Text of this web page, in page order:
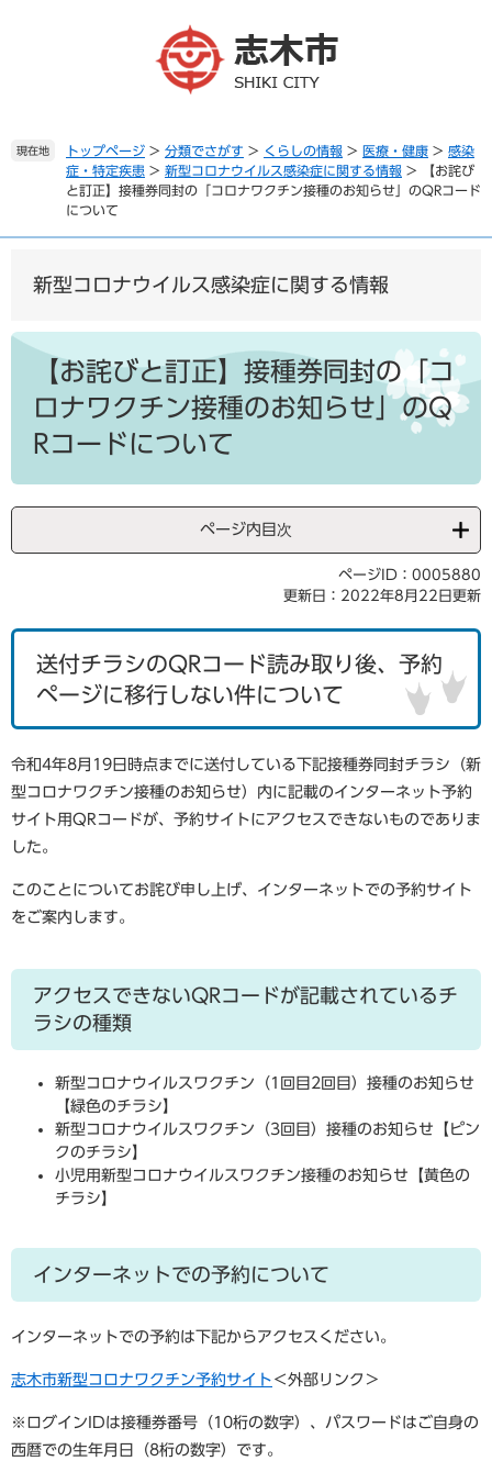
文
現在地 トップページ > 分類でさがす > くらしの情報 > 医療・健康 > 感染
症・特定疾患 > 新型コロナウイルス感染症に関する情報 >
【お詫び
と訂正】接種券同封の「コロナワクチン接種のお知らせ」のQRコード
について
新型コロナウイルス感染症に関する情報
本
【お詫びと訂正】接種券同封の「コ
ロナワクチン接種のお知らせ」のQ
Rコードについて
ページ内目次
ページID：0005880
更新日：2022年8月22日更新
送付チラシのQRコード読み取り後、予約
ページに移行しない件について
令和4年8月19日時点までに送付している下記接種券同封チラシ（新
型コロナワクチン接種のお知らせ）内に記載のインターネット予約
サイト用QRコードが、予約サイトにアクセスできないものでありま
した。
このことについてお詫び申し上げ、インターネットでの予約サイト
をご案内します。
アクセスできないQRコードが記載されているチ
ラシの種類
新型コロナウイルスワクチン（1回目2回目）接種のお知らせ
【緑色のチラシ】
新型コロナウイルスワクチン（3回目）接種のお知らせ【ピン
クのチラシ】
小児用新型コロナウイルスワクチン接種のお知らせ【黄色の
チラシ】
インターネットでの予約について
インターネットでの予約は下記からアクセスください。
志木市新型コロナワクチン予約サイト ＜外部リンク＞
※ログインIDは接種券番号（10桁の数字）、パスワードはご自身の
西暦での生年月日（8桁の数字）です。